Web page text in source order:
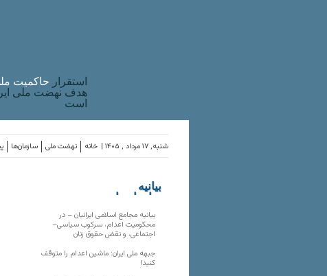
استقرار حاکميت
هدف نهضت ملی
است
سازمان‌ها نهضت ملی خانه شنبه, ۱۷ مرداد , ۱۴۰۵ |
بیانیه
سازمان‌های
بیانیه مجامع اسلامی ایرانیان – در
محکومیت اعدام، سرکوب سیاسی–
اجتماعی، و نقض حقوق زنان
جبهه ملی ایران: ماشین اعدام را متوقف
کنید!